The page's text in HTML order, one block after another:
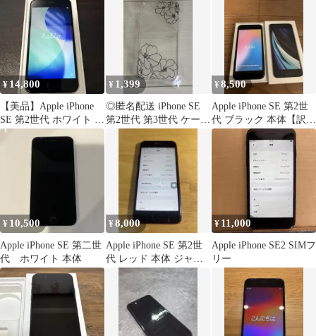
¥ 14,800
【美品】Apple iPhone
SE 第2世代 ホワイト 本
体
¥ 1,399
◎匿名配送 iPhone SE
第2世代 第3世代 ケース
¥8,500
Apple iPhone SE 第2世
代 ブラック 本体【訳あ
り・ジャンク】
¥ 10,500
Apple iPhone SE 第二世
代 ホワイト 本体
¥8,000
Apple iPhone SE 第2世
代 レッド 本体 ジャン
ク 128GB
¥ 11,000
Apple iPhone SE2 SIMフ
リー